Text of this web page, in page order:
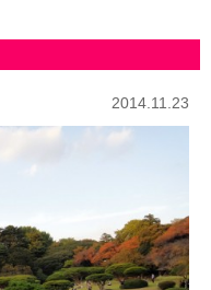
2014.11.23